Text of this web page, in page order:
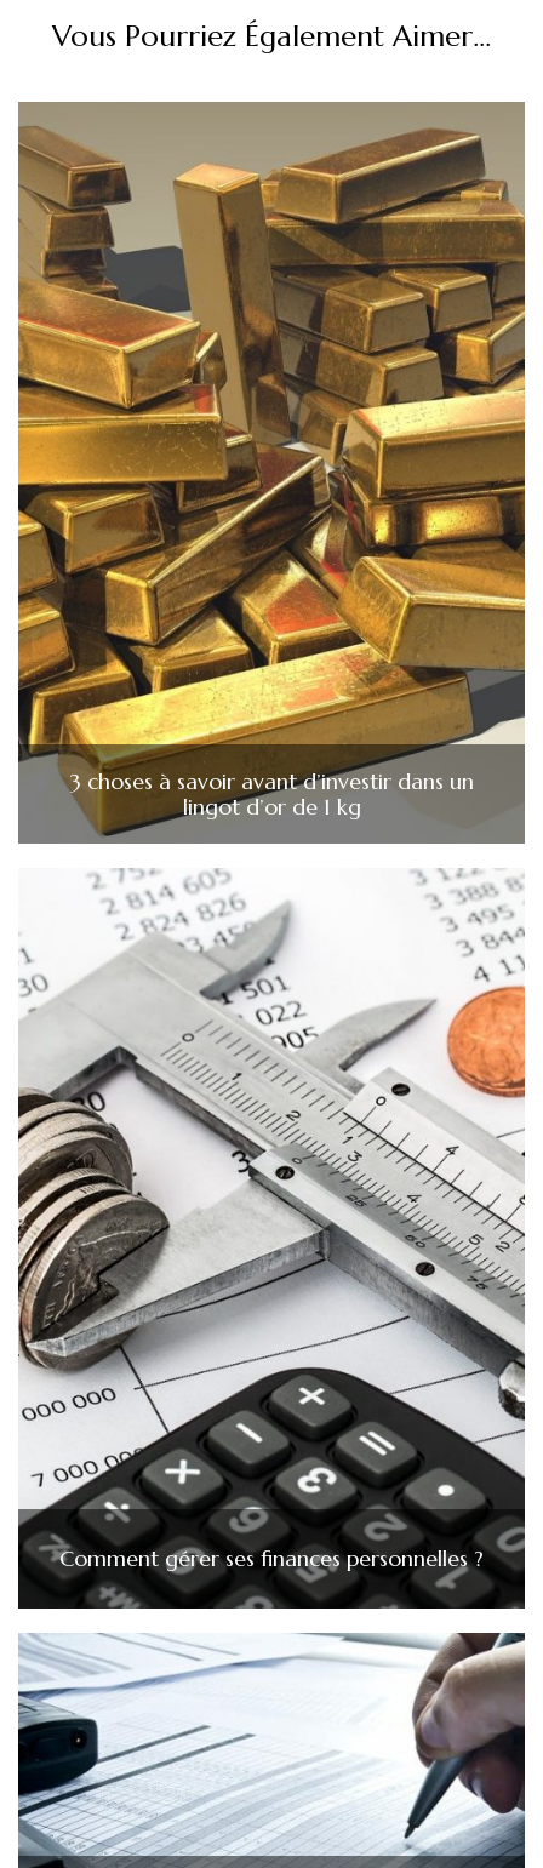
Vous Pourriez Également Aimer...
3 choses à savoir avant d’investir dans un
lingot d’or de 1 kg
Comment gérer ses finances personnelles ?